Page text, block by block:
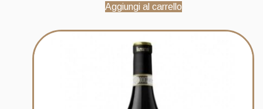
Aggiungi al carrello